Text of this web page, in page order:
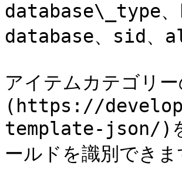
database\_type
database、sid、
アイテムカテゴリ
(https://
template-json/)を
ールドを識別できま